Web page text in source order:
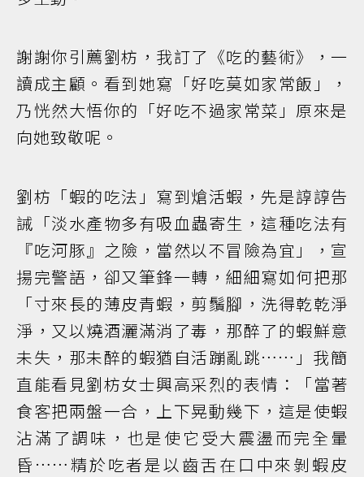
謝謝你引薦劉枋，我訂了《吃的藝術》，一
讀成主顧。看到她寫「好吃莫如家常飯」，
乃恍然大悟你的「好吃不過家常菜」原來是
向她致敬呢。
劉枋「蝦的吃法」寫到熗活蝦，先是諄諄告
誡「淡水產物多有吸血蟲寄生，這種吃法有
『吃河豚』之險，當然以不冒險為宜」，宣
揚完警語，卻又筆鋒一轉，細細寫如何把那
「寸來長的薄皮青蝦，剪鬚腳，洗得乾乾淨
淨，又以燒酒灑滿消了毒，那醉了的蝦鮮意
未失，那未醉的蝦猶自活蹦亂跳……」我簡
直能看見劉枋女士興高采烈的表情：「當著
食客把兩盤一合，上下晃動幾下，這是使蝦
沾滿了調味，也是使它受大震盪而完全暈
昏……精於吃者是以齒舌在口中來剝蝦皮